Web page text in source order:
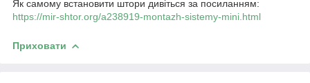
Як самому встановити штори дивіться за посиланням:
https://mir-shtor.org/a238919-montazh-sistemy-mini.html
Приховати